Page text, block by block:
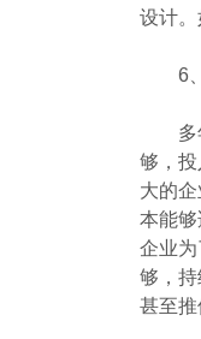
设计
6、
多年
够，
大的
本能
企业
够，
甚至